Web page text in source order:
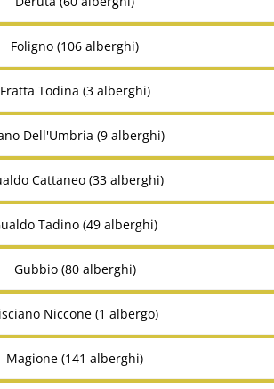
Foligno (106 alberghi)
Fratta Todina (3 alberghi)
Dell'Umbria (9 alberghi)
Cattaneo (33 alberghi)
Tadino (49 alberghi)
Gubbio (80 alberghi)
Niccone (1 albergo)
Magione (141 alberghi)